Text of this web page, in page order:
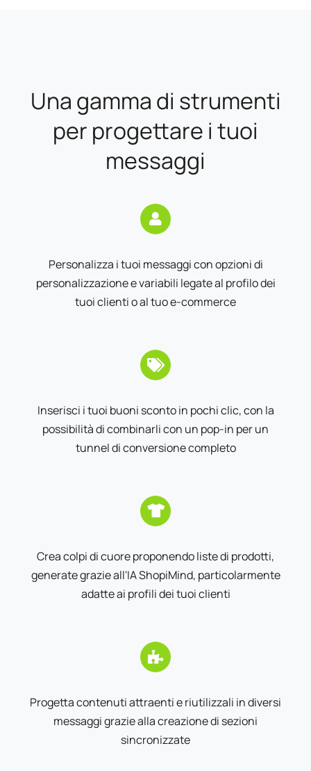
Una gamma di strumenti
per progettare i tuoi
messaggi
Personalizza i tuoi messaggi con opzioni di
personalizzazione e variabili legate al profilo dei
tuoi clienti o al tuo e-commerce
Inserisci i tuoi buoni sconto in pochi clic, con la
possibilità di combinarli con un pop-in per un
tunnel di conversione completo
Crea colpi di cuore proponendo liste di prodotti,
generate grazie all'IA ShopiMind, particolarmente
adatte ai profili dei tuoi clienti
Progetta contenuti attraenti e riutilizzali in diversi
messaggi grazie alla creazione di sezioni
sincronizzate